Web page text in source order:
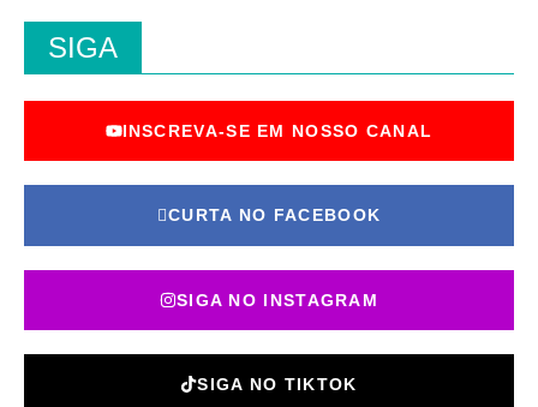
SIGA
INSCREVA-SE EM NOSSO CANAL
CURTA NO FACEBOOK
SIGA NO INSTAGRAM
SIGA NO TIKTOK